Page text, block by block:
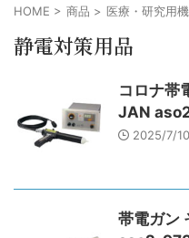
HOME > 商品 > 医療・研究用
静電対策用品
コロナ帯
JAN
2025/7/10
帯電ガン